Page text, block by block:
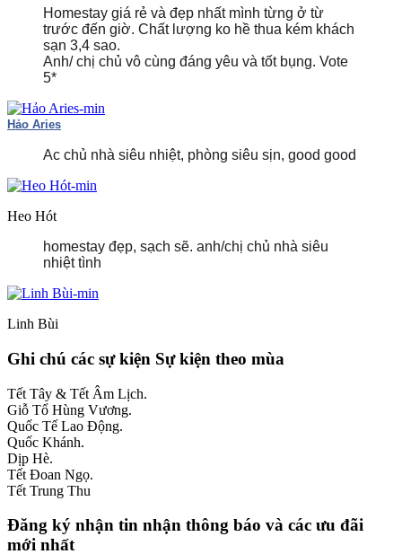
Homestay giá rẻ và đẹp nhất mình từng ở từ
trước đến giờ. Chất lượng ko hề thua kém khách
sạn 3,4 sao.
Anh/ chị chủ vô cùng đáng yêu và tốt bụng. Vote
5*
Hảo Aries
Ac chủ nhà siêu nhiệt, phòng siêu sịn, good good
Heo Hót
homestay đẹp, sạch sẽ. anh/chị chủ nhà siêu
nhiệt tình
Linh Bùi
Ghi chú các sự kiện Sự kiện theo mùa
Tết Tây & Tết Âm Lịch.
Giỗ Tổ Hùng Vương.
Quốc Tế Lao Động.
Quốc Khánh.
Dịp Hè.
Tết Đoan Ngọ.
Tết Trung Thu
Đăng ký nhận tin nhận thông báo và các ưu đãi
mới nhất